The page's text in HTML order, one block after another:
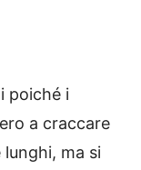
poiché i
a craccare
ma si